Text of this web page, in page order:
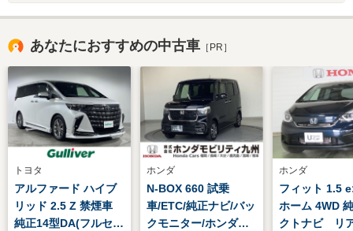
あなたにおすすめの中古車 ［PR］
トヨタ
アルファード ハイブ
リッド 2.5 Z 禁煙車
純正14型DA(フルセ
ホンダ
N-BOX 660 試乗
車/ETC/純正ナビ/バッ
クモニター/ホンダセ
ホンダ
フィット 1.5
ホーム 4WD
クトナビ リ